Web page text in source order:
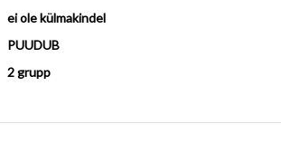
ei ole külmakindel
PUUDUB
2 grupp